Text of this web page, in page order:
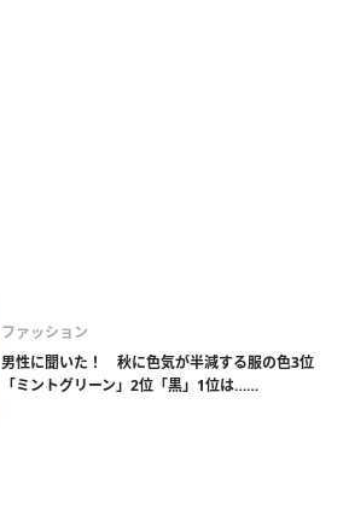
ファッション
男性に聞いた！ 秋に色気が半減する服の色3位
「ミントグリーン」2位「黒」1位は……